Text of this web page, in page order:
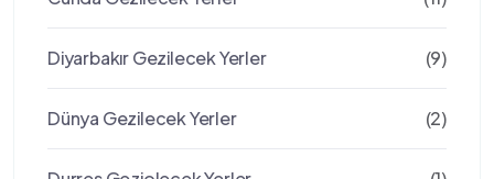
Diyarbakır Gezilecek Yerler (9)
Dünya Gezilecek Yerler (2)